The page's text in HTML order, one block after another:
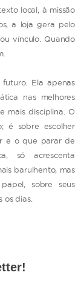
local, à missão
a loja gera pelo
vínculo. Quando
Ela apenas
nas melhores
mais disciplina. O
é sobre escolher
e o que parar de
só acrescenta
barulhento, mas
sobre seus
os dias.